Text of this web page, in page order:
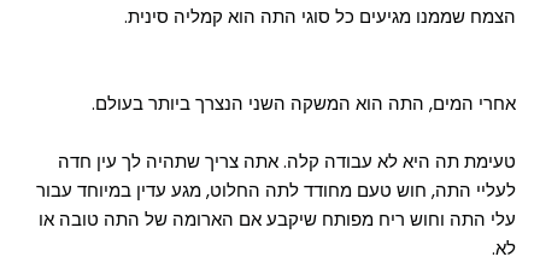
הצמח שממנו מגיעים כל סוגי התה הוא קמליה סינית.
אחרי המים, התה הוא המשקה השני הנצרך ביותר בעולם.
טעימת תה היא לא עבודה קלה. אתה צריך שתהיה לך עין חדה
לעליי התה, חוש טעם מחודד לתה החלוט, מגע עדין במיוחד עבור
עלי התה וחוש ריח מפותח שיקבע אם הארומה של התה טובה או
לא.